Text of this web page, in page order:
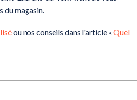
du magasin.
ou nos conseils dans l'article « Quel